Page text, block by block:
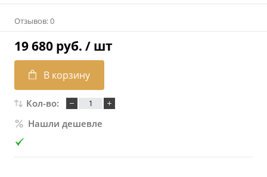
Отзывов: 0
19 680 руб. / шт
В корзину
Кол-во:
Нашли дешевле